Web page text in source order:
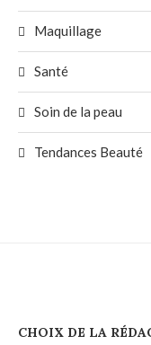
Maquillage
Santé
Soin de la peau
Tendances Beauté
CHOIX DE LA